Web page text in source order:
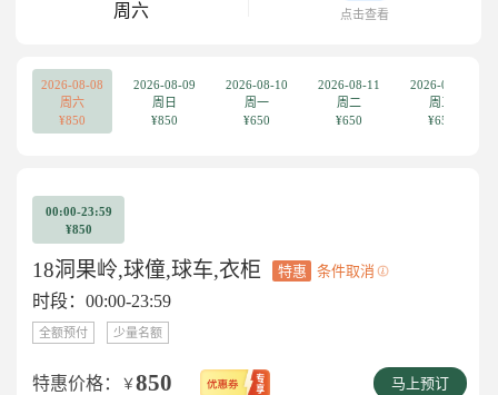
周六
点击查看
2026-08-08
周六
¥850
2026-08-09
周日
¥850
2026-08-10
周一
¥650
2026-08-11
周二
¥650
2026-08-12
周三
¥650
00:00-23:59
¥850
18洞果岭,球僮,球车,衣柜 特惠 条件取消
时段：00:00-23:59
全额预付 少量名额
特惠价格： ￥850 马上预订